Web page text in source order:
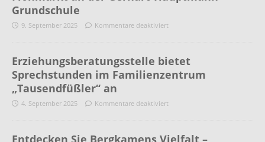
Grundschule
9. September 2025 Kommentare deaktiviert
Erziehungsberatungsstelle bietet
Sprechstunden im Familienzentrum
„Tausendfüßler“ an
4. September 2025 Kommentare deaktiviert
Entdecken Sie Bergkamens Vielfalt –